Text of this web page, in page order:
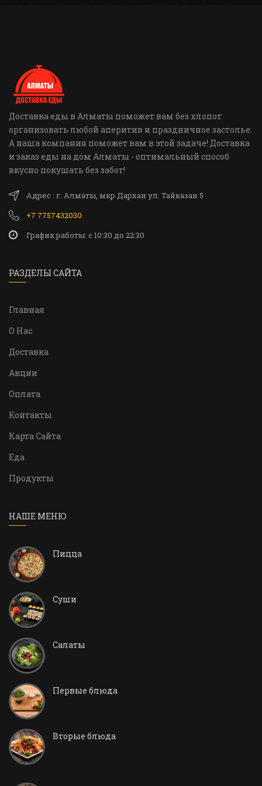
Доставка еды в Алматы поможет вам без хлопот
организовать любой аперитив и праздничное застолье.
А наша компания поможет вам в этой задаче! Доставка
и заказ еды на дом Алматы - оптимальный способ
вкусно покушать без забот!
Адрес : г. Алматы, мкр Дархан ул. Тайказан 5
+7 7757432030
График работы: c 10:30 до 22:30
РАЗДЕЛЫ САЙТА
Главная
О Нас
Доставка
Акции
Оплата
Контакты
Карта Сайта
Еда
Продукты
НАШЕ МЕНЮ
Пицца
Суши
Салаты
Первые блюда
Вторые блюда